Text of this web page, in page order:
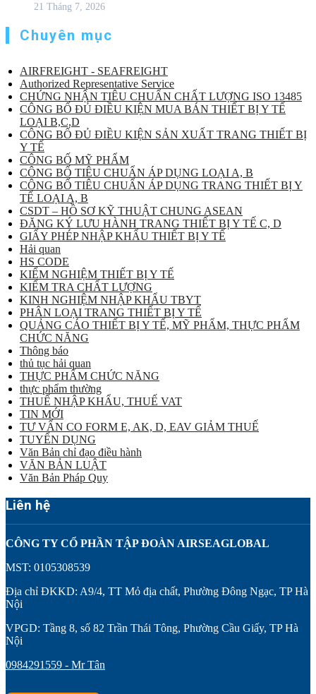
21 Tháng 7, 2026
Chuyên mục
AIRFREIGHT - SEAFREIGHT
Authorized Representative Service
CHỨNG NHẬN TIÊU CHUẨN CHẤT LƯỢNG ISO 13485
CÔNG BỐ ĐỦ ĐIỀU KIỆN MUA BÁN THIẾT BỊ Y TẾ
LOẠI B,C,D
CÔNG BỐ ĐỦ ĐIỀU KIỆN SẢN XUẤT TRANG THIẾT BỊ
Y TẾ
CÔNG BỐ MỸ PHẨM
CÔNG BỐ TIÊU CHUẨN ÁP DỤNG LOẠI A, B
CÔNG BỐ TIÊU CHUẨN ÁP DỤNG TRANG THIẾT BỊ Y
TẾ LOẠI A, B
CSDT – HỒ SƠ KỸ THUẬT CHUNG ASEAN
ĐĂNG KÝ LƯU HÀNH TRANG THIẾT BỊ Y TẾ C, D
GIẤY PHÉP NHẬP KHẨU THIẾT BỊ Y TẾ
Hải quan
HS CODE
KIỂM NGHIỆM THIẾT BỊ Y TẾ
KIỂM TRA CHẤT LƯỢNG
KINH NGHIỆM NHẬP KHẨU TBYT
PHÂN LOẠI TRANG THIẾT BỊ Y TẾ
QUẢNG CÁO THIẾT BỊ Y TẾ, MỸ PHẨM, THỰC PHẨM
CHỨC NĂNG
Thông báo
thủ tục hải quan
THỰC PHẨM CHỨC NĂNG
thực phẩm thường
THUẾ NHẬP KHẨU, THUẾ VAT
TIN MỚI
TƯ VẤN CO FORM E, AK, D, EAV GIẢM THUẾ
TUYỂN DỤNG
Văn Bản chỉ đạo điều hành
VĂN BẢN LUẬT
Văn Bản Pháp Quy
Liên hệ
CÔNG TY CỔ PHẦN TẬP ĐOÀN AIRSEAGLOBAL
MST: 0105308539
Địa chỉ ĐKKD: A9/4, TT Mỏ địa chất, Phường Đông Ngạc, TP Hà
Nội
VPGD: Tầng 8, số 82 Trần Thái Tông, Phường Cầu Giấy, TP Hà
Nội
0984291559 - Mr Tân